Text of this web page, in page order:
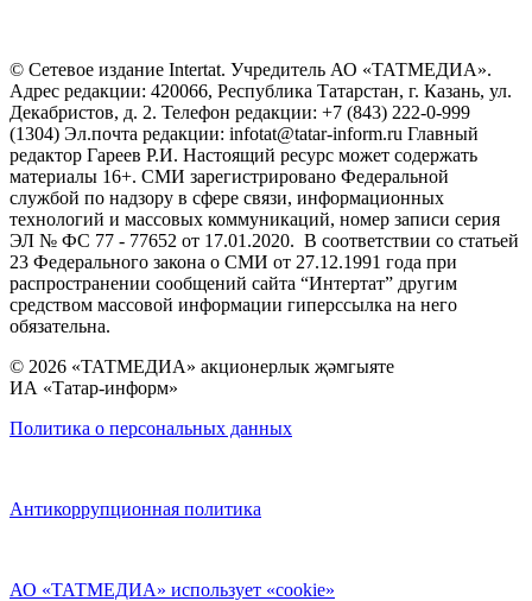
© Сетевое издание Intertat. Учредитель АО «ТАТМЕДИА».
Адрес редакции: 420066, Республика Татарстан, г. Казань, ул.
Декабристов, д. 2. Телефон редакции: +7 (843) 222-0-999
(1304) Эл.почта редакции: infotat@tatar-inform.ru Главный
редактор Гареев Р.И. Настоящий ресурс может содержать
материалы 16+. СМИ зарегистрировано Федеральной
службой по надзору в сфере связи, информационных
технологий и массовых коммуникаций, номер записи серия
ЭЛ № ФС 77 - 77652 от 17.01.2020. В соответствии со статьей
23 Федерального закона о СМИ от 27.12.1991 года при
распространении сообщений сайта “Интертат” другим
средством массовой информации гиперссылка на него
обязательна.
© 2026 «ТАТМЕДИА» акционерлык җәмгыяте
ИА «Татар-информ»
Политика о персональных данных
Антикоррупционная политика
АО «ТАТМЕДИА» использует «cookie»